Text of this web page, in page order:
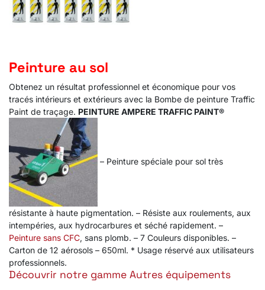
Peinture au sol
Obtenez un résultat professionnel et économique pour vos
tracés intérieurs et extérieurs avec la Bombe de peinture Traffic
Paint de traçage. PEINTURE AMPERE TRAFFIC PAINT®
– Peinture spéciale pour sol très
résistante à haute pigmentation. – Résiste aux roulements, aux
intempéries, aux hydrocarbures et séché rapidement. –
Peinture sans CFC, sans plomb. – 7 Couleurs disponibles. –
Carton de 12 aérosols – 650ml. * Usage réservé aux utilisateurs
professionnels.
Découvrir notre gamme Autres équipements